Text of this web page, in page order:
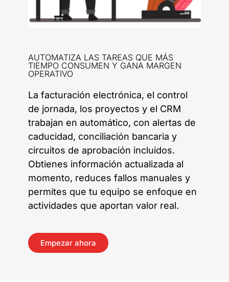
AUTOMATIZA LAS TAREAS QUE MÁS
TIEMPO CONSUMEN Y GANA MARGEN
OPERATIVO
La facturación electrónica, el control
de jornada, los proyectos y el CRM
trabajan en automático, con alertas de
caducidad, conciliación bancaria y
circuitos de aprobación incluidos.
Obtienes información actualizada al
momento, reduces fallos manuales y
permites que tu equipo se enfoque en
actividades que aportan valor real.
Empezar ahora